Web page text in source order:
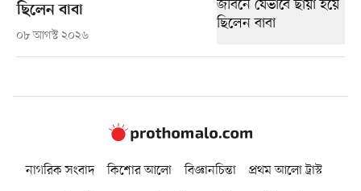
ছিলেন বাবা
০৮ আগস্ট ২০২৬
নাগরিক সংবাদ কিশোর আলো বিজ্ঞানচিন্তা
প্রথম আলো ট্রাস্ট